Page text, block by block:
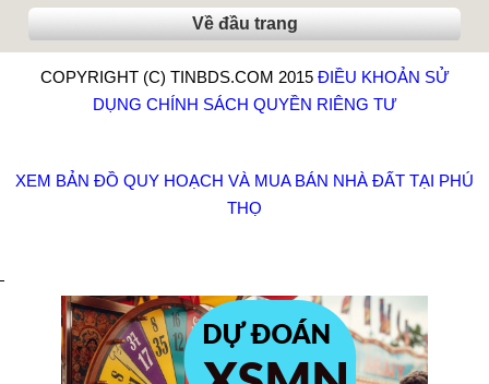
Về đầu trang
COPYRIGHT (C) TINBDS.COM 2015 ĐIỀU KHOẢN SỬ
DỤNG CHÍNH SÁCH QUYỀN RIÊNG TƯ
XEM BẢN ĐỒ QUY HOẠCH VÀ MUA BÁN NHÀ ĐẤT TẠI PHÚ
THỌ